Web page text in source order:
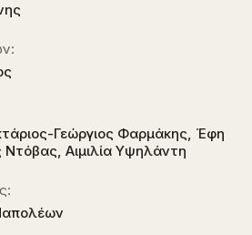
Γεώργιος Φαρμάκης, Έφη
Ντόβας, Αιμιλία Υψηλάντη